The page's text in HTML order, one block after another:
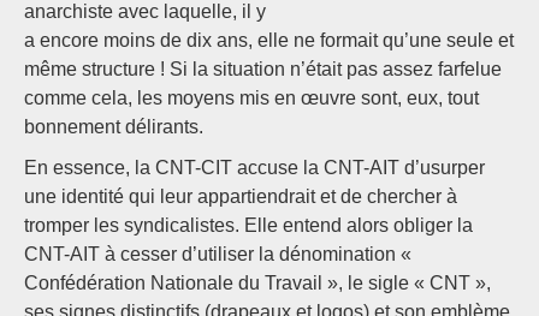
anarchiste avec laquelle, il y
a encore moins de dix ans, elle ne formait qu’une seule et
même structure ! Si la situation n’était pas assez farfelue
comme cela, les moyens mis en œuvre sont, eux, tout
bonnement délirants.
En essence, la CNT-CIT accuse la CNT-AIT d’usurper
une identité qui leur appartiendrait et de chercher à
tromper les syndicalistes. Elle entend alors obliger la
CNT-AIT à cesser d’utiliser la dénomination «
Confédération Nationale du Travail », le sigle « CNT »,
ses signes distinctifs (drapeaux et logos) et son emblème